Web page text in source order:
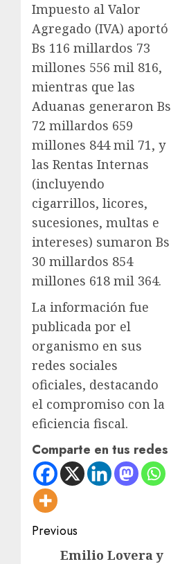
Impuesto al Valor
Agregado (IVA) aportó
Bs 116 millardos 73
millones 556 mil 816,
mientras que las
Aduanas generaron Bs
72 millardos 659
millones 844 mil 71, y
las Rentas Internas
(incluyendo
cigarrillos, licores,
sucesiones, multas e
intereses) sumaron Bs
30 millardos 854
millones 618 mil 364.
La información fue
publicada por el
organismo en sus
redes sociales
oficiales, destacando
el compromiso con la
eficiencia fiscal.
Comparte en tus redes
Post
navigation
Previous
PreviousEmilio Lovera y